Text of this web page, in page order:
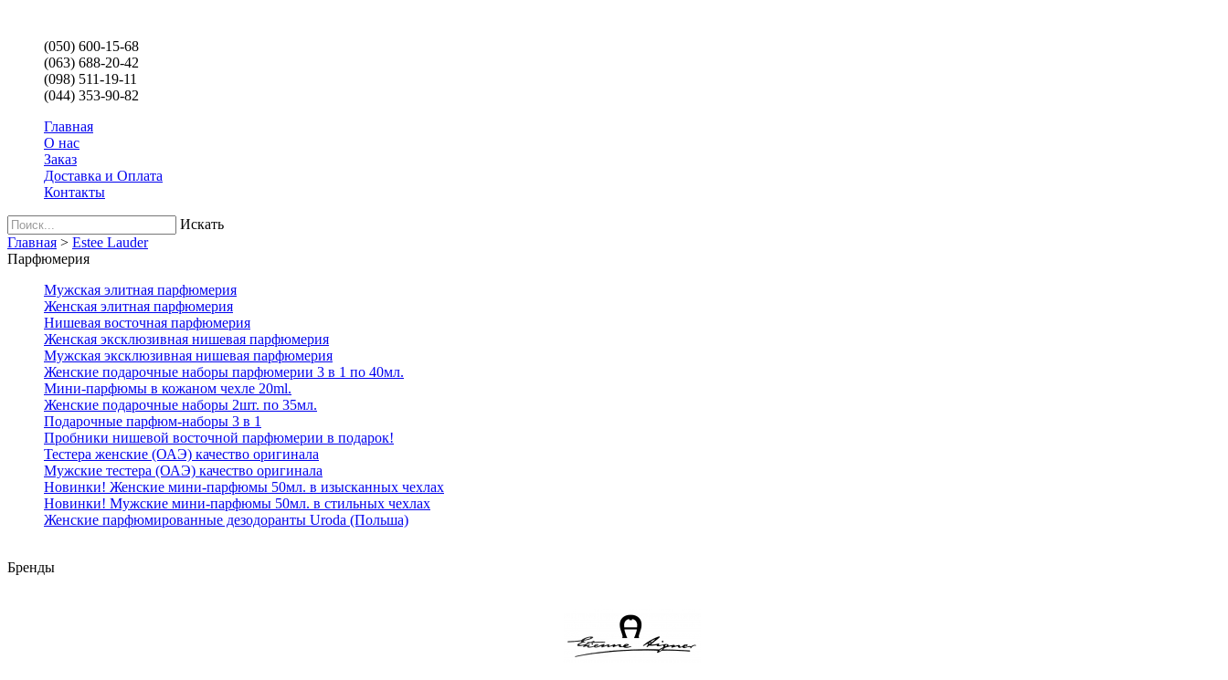
(050) 600-15-68
(063) 688-20-42
(098) 511-19-11
(044) 353-90-82
Главная
О нас
Заказ
Доставка и Оплата
Контакты
Искать
Главная > Estee Lauder
Парфюмерия
Мужская элитная парфюмерия
Женская элитная парфюмерия
Нишевая восточная парфюмерия
Женская эксклюзивная нишевая парфюмерия
Мужская эксклюзивная нишевая парфюмерия
Женские подарочные наборы парфюмерии 3 в 1 по 40мл.
Мини-парфюмы в кожаном чехле 20ml.
Женские подарочные наборы 2шт. по 35мл.
Подарочные парфюм-наборы 3 в 1
Пробники нишевой восточной парфюмерии в подарок!
Тестера женские (ОАЭ) качество оригинала
Мужские тестера (ОАЭ) качество оригинала
Новинки! Женские мини-парфюмы 50мл. в изысканных чехлах
Новинки! Мужские мини-парфюмы 50мл. в стильных чехлах
Женские парфюмированные дезодоранты Uroda (Польша)
Бренды